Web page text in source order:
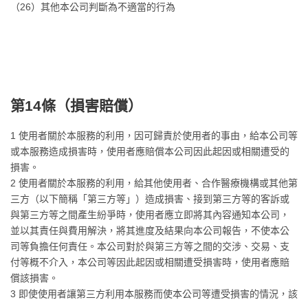
（26）其他本公司判斷為不適當的行為
第14條（損害賠償）
1 使用者關於本服務的利用，因可歸責於使用者的事由，給本公司等
或本服務造成損害時，使用者應賠償本公司因此起因或相關遭受的
損害。
2 使用者關於本服務的利用，給其他使用者、合作醫療機構或其他第
三方（以下簡稱「第三方等」）造成損害、接到第三方等的客訴或
與第三方等之間產生紛爭時，使用者應立即將其內容通知本公司，
並以其責任與費用解決，將其進度及結果向本公司報告，不使本公
司等負擔任何責任。本公司對於與第三方等之間的交涉、交易、支
付等概不介入，本公司等因此起因或相關遭受損害時，使用者應賠
償該損害。
3 即使使用者讓第三方利用本服務而使本公司等遭受損害的情況，該